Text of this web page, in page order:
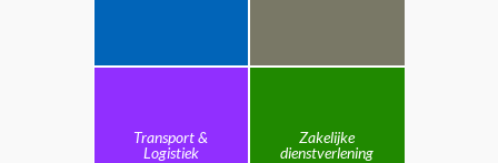
Transport &
Logistiek
Zakelijke
dienstverlening